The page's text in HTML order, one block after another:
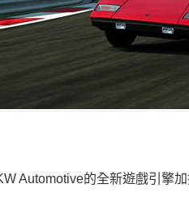
Automotive的全新遊戲引擎